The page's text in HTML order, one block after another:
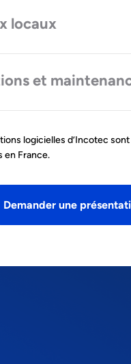
locaux
et
logicielles d’Incotec
en France.
Demander une